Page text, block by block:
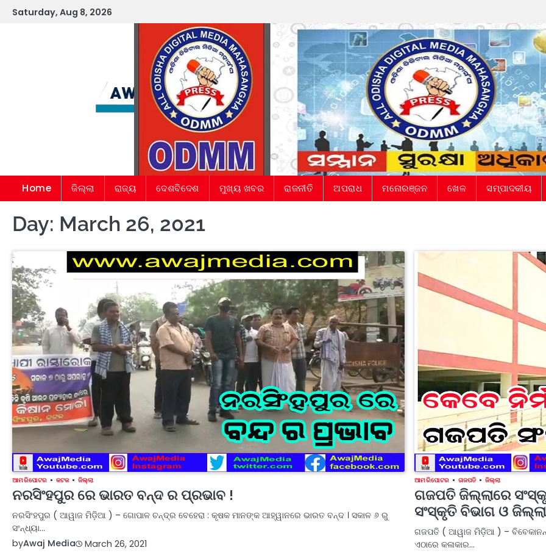
SkipSaturday, Aug 8, 2026
Home ଜିଲ୍ଲା ରାଜ୍ୟ ଦେଶବିଦେଶ ମୁଖ୍ୟ ଖବର ରାଜନୀତି ଅପରାଧ ମନୋରଞ୍ଜନ ଖେଳ ସମ୍ପାଦକୀୟ
Day: March 26, 2021
ଆମ ରିପୋଟର କଟକ ଜିଲ୍ଲା
ନରସିଂହପୁର ରେ ଭାରତ ବନ୍ଦ ର ପ୍ରଭାବ !
ନରସିଂହପୁର ( ଆୱାଜ ମିଡ଼ିଆ ) – ଗୋପାଳ ଚନ୍ଦ୍ର ବେହେରା : କୃଷକ ମାନଙ୍କ ଆହ୍ୱାନରେ ଭାରତ ବନ୍ଦ । ସକାଳ ୬ ରୁ
ସଂନ୍ଧ୍ୟା…
byAwaj Media March 26, 2021
ଆମ ରିପୋଟର ଗଜପତି ଜିଲ୍ଲା
ଗଜପତି ଜିଲ୍ଲାରେ
ସଂସ୍କୃତି ବିଭାଗ ଓ
ଗଜପତି ( ଆୱାଜ ମିଡ଼ିଆ ) –
ଏଠାରେ କଳାକାର…